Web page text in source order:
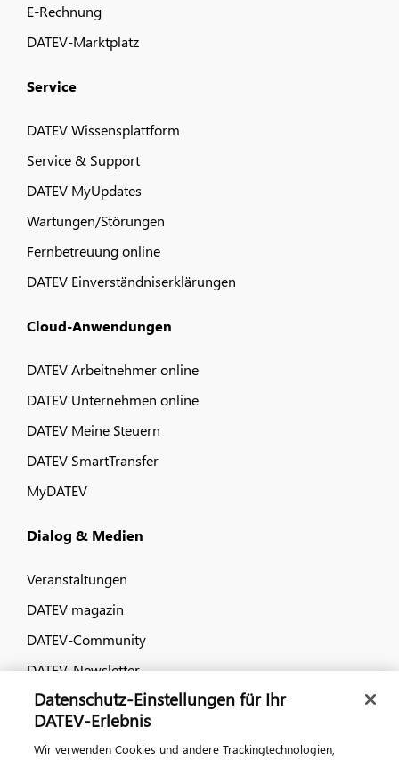
E-Rechnung
DATEV-Marktplatz
Service
DATEV Wissensplattform
Service & Support
DATEV MyUpdates
Wartungen/Störungen
Fernbetreuung online
DATEV Einverständniserklärungen
Cloud-Anwendungen
DATEV Arbeitnehmer online
DATEV Unternehmen online
DATEV Meine Steuern
DATEV SmartTransfer
MyDATEV
Dialog & Medien
Veranstaltungen
DATEV magazin
DATEV-Community
DATEV-Newsletter
Kontaktieren Sie uns
Datenschutz-Einstellungen für Ihr
DATEV-Erlebnis
Wir verwenden Cookies und andere Trackingtechnologien,